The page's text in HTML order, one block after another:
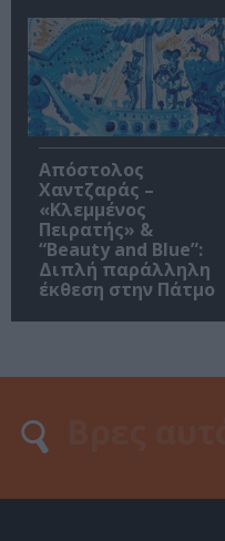
Απόστολος
Χαντζαράς –
«Κλεμμένος
Πειρατής» &
“Beauty and Blue”:
Διπλή παράλληλη
έκθεση στην Πάτμο